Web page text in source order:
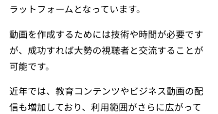
ラットフォームとなっています。
動画を作成するためには技術や時間が必要です
が、成功すれば大勢の視聴者と交流することが
可能です。
近年では、教育コンテンツやビジネス動画の配
信も増加しており、利用範囲がさらに広がって